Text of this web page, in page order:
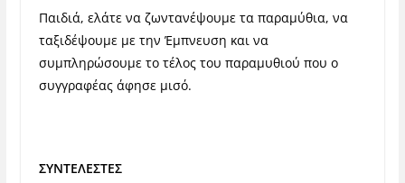
Παιδιά, ελάτε να ζωντανέψουμε τα παραμύθια, να
ταξιδέψουμε με την Έμπνευση και να
συμπληρώσουμε το τέλος του παραμυθιού που ο
συγγραφέας άφησε μισό.
ΣΥΝΤΕΛΕΣΤΕΣ